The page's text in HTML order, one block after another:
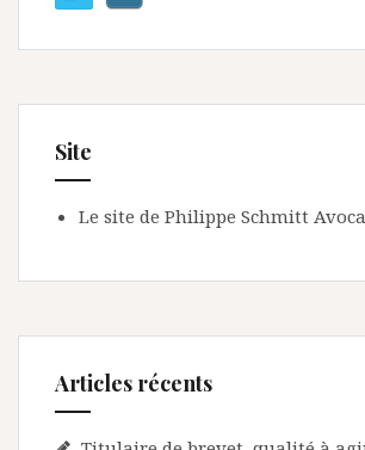
Site
Le site de Philippe Schmitt
Articles récents